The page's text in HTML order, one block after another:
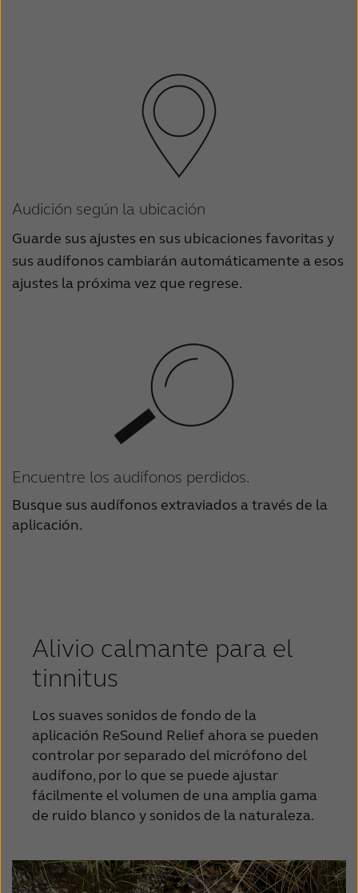
Audición según la ubicación
Guarde sus ajustes en sus ubicaciones favoritas y
sus audífonos cambiarán automáticamente a esos
ajustes la próxima vez que regrese.
Encuentre los audífonos perdidos.
Busque sus audífonos extraviados a través de la
aplicación.
Alivio calmante para el
tinnitus
Los suaves sonidos de fondo de la
aplicación ReSound Relief ahora se pueden
controlar por separado del micrófono del
audífono, por lo que se puede ajustar
fácilmente el volumen de una amplia gama
de ruido blanco y sonidos de la naturaleza.